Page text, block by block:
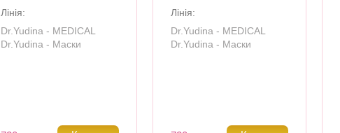
Лінія:
Dr.Yudina - MEDICAL
Dr.Yudina - Маски
Лінія:
Dr.Yudina - MEDICAL
Dr.Yudina - Маски